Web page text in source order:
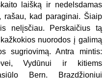
laišką ir nedelsdamas
rašau, kad paraginai. Šiaip
nelįsčiau. Perskaičius tą
nuorodos į galimą
sugriovimą. Antra mintis:
Vydūnui ir kitiems
Bern. Brazdžioniui